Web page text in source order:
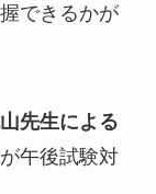
できるかが
先生による
が午後試験対